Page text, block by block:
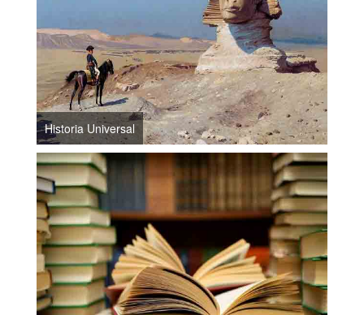
Historia Universal